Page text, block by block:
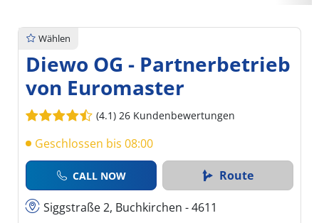
Wählen
Diewo OG - Partnerbetrieb
von Euromaster
(4.1) 26 Kundenbewertungen
Geschlossen bis 08:00
CALL NOW Route
Siggstraße 2, Buchkirchen - 4611